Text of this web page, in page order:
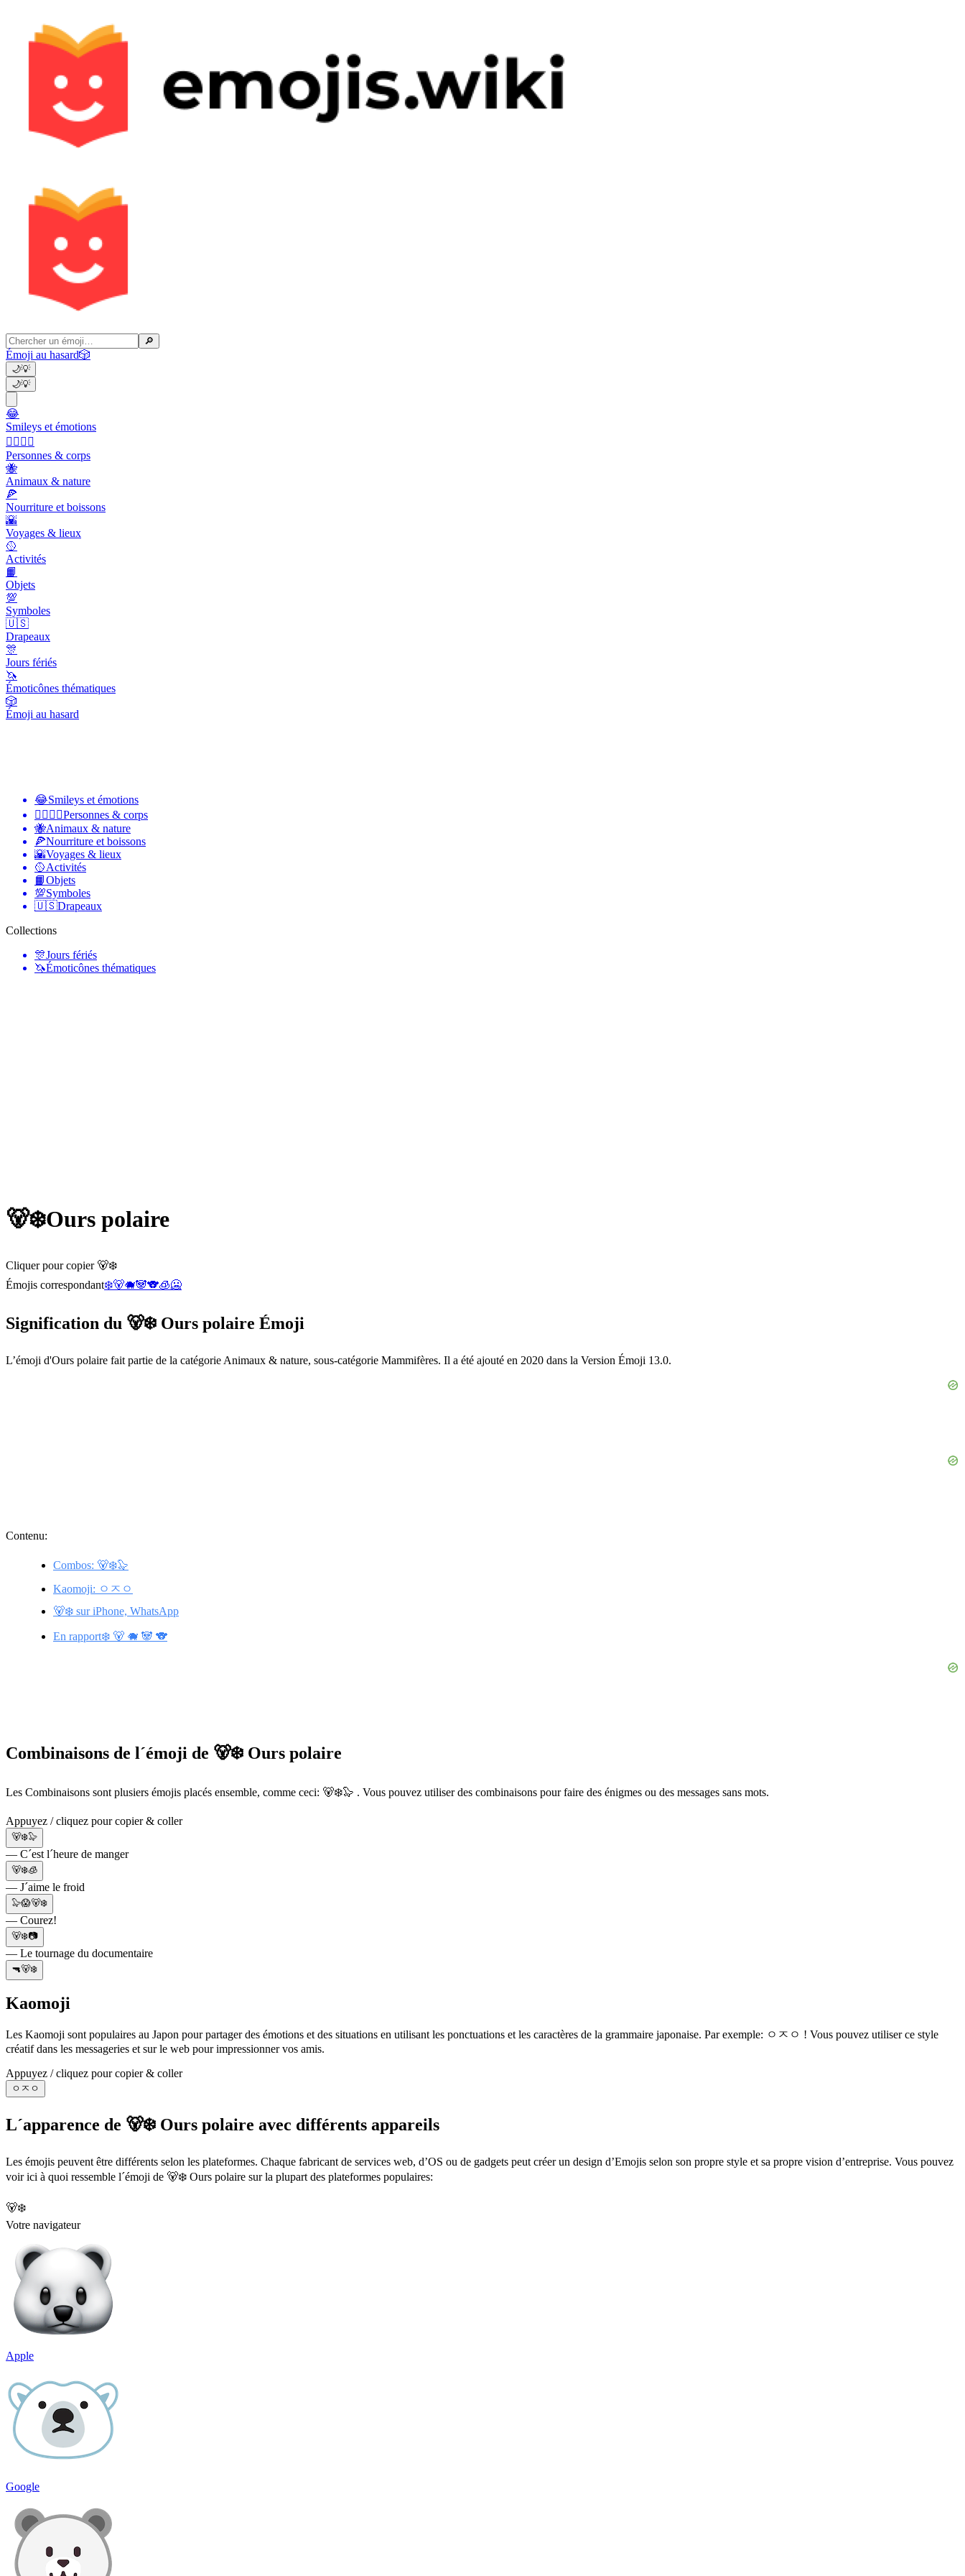
🔎
Émoji au hasard🎲
🌙💡
🌙💡
😂
Smileys et émotions
👩‍❤️‍💋‍👨
Personnes & corps
🐝
Animaux & nature
🍕
Nourriture et boissons
🌇
Voyages & lieux
🥎
Activités
📙
Objets
💯
Symboles
🇺🇸
Drapeaux
🎊
Jours fériés
🦄
Émoticônes thématiques
🎲
Émoji au hasard
😂Smileys et émotions
👩‍❤️‍💋‍👨Personnes & corps
🐝Animaux & nature
🍕Nourriture et boissons
🌇Voyages & lieux
🥎Activités
📙Objets
💯Symboles
🇺🇸Drapeaux
Collections
🎊Jours fériés
🦄Émoticônes thématiques
🐻‍❄️Ours polaire
Cliquer pour copier 🐻‍❄️
Émojis correspondant❄️🐻🐗🐼🐨🧊🥶
Signification du 🐻‍❄️ Ours polaire Émoji
L’émoji d'Ours polaire fait partie de la catégorie Animaux & nature, sous-catégorie Mammifères. Il a été ajouté en 2020 dans la Version Émoji 13.0.
Contenu:
Combos: 🐻‍❄️🦭
Kaomoji: ㅇㅈㅇ
🐻‍❄️ sur iPhone, WhatsApp
En rapport❄️ 🐻 🐗 🐼 🐨
Combinaisons de l´émoji de 🐻‍❄️ Ours polaire
Les Combinaisons sont plusiers émojis placés ensemble, comme ceci: 🐻‍❄️🦭 . Vous pouvez utiliser des combinaisons pour faire des énigmes ou des messages sans mots.
Appuyez / cliquez pour copier & coller
🐻‍❄️🦭
— C´est l´heure de manger
🐻‍❄️🧊
— J´aime le froid
🦭😱🐻‍❄️
— Courez!
🐻‍❄️📷
— Le tournage du documentaire
🔫🐻‍❄️
Kaomoji
Les Kaomoji sont populaires au Japon pour partager des émotions et des situations en utilisant les ponctuations et les caractères de la grammaire japonaise. Par exemple: ㅇㅈㅇ ! Vous pouvez utiliser ce style
créatif dans les messageries et sur le web pour impressionner vos amis.
Appuyez / cliquez pour copier & coller
ㅇㅈㅇ
L´apparence de 🐻‍❄️ Ours polaire avec différents appareils
Les émojis peuvent être différents selon les plateformes. Chaque fabricant de services web, d’OS ou de gadgets peut créer un design d’Emojis selon son propre style et sa propre vision d’entreprise. Vous pouvez
voir ici à quoi ressemble l´émoji de 🐻‍❄️ Ours polaire sur la plupart des plateformes populaires:
🐻‍❄️
Votre navigateur
Apple
Google